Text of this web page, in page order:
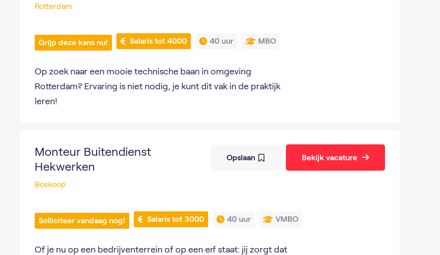
Rotterdam
Grijp deze kans nu! Salaris tot 4000 40 uur MBO
Op zoek naar een mooie technische baan in omgeving
Rotterdam? Ervaring is niet nodig, je kunt dit vak in de praktijk
leren!
Monteur Buitendienst
Hekwerken
Boskoop
Solliciteer vandaag nog! Salaris tot 3000 40 uur VMBO
Of je nu op een bedrijventerrein of op een erf staat: jij zorgt dat
Opslaan Bekijk vacature